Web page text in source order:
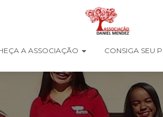
A ASSOCIAÇÃO CONSIGA SEU